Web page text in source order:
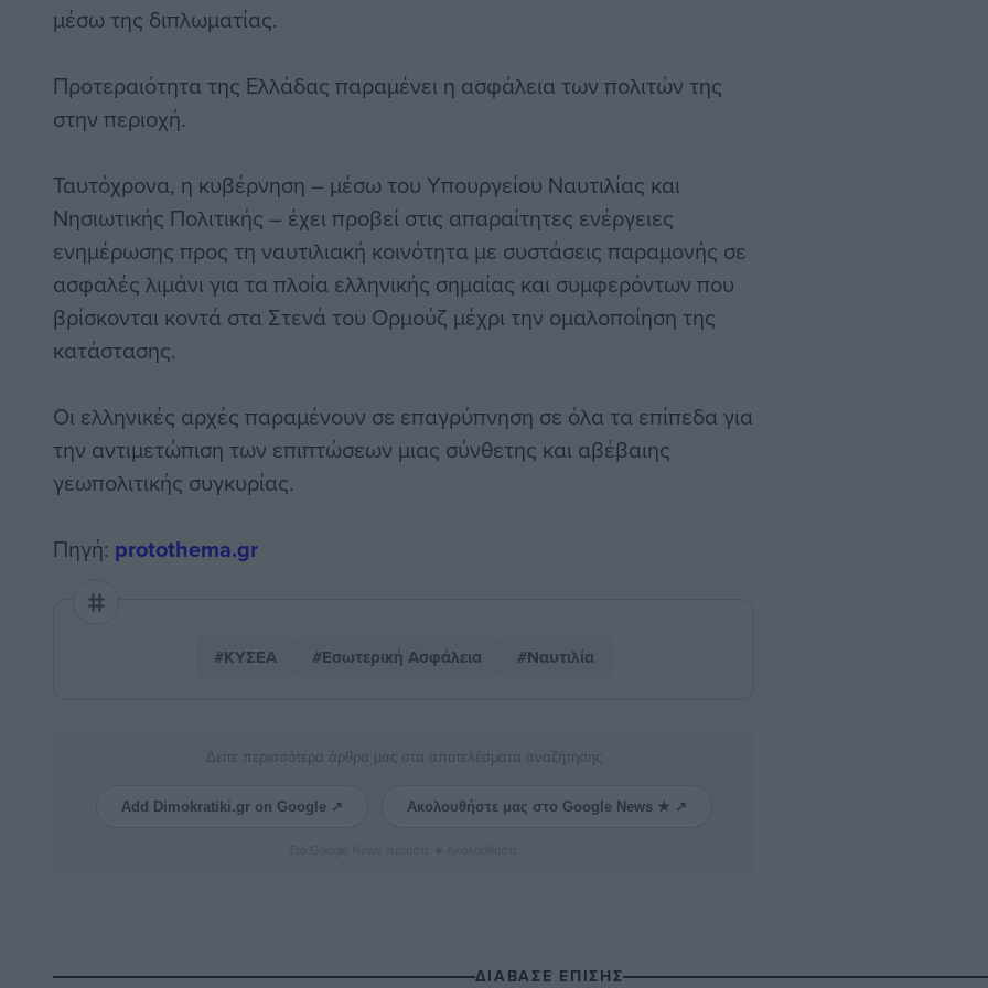
μέσω της διπλωματίας.
Προτεραιότητα της Ελλάδας παραμένει η ασφάλεια των πολιτών της
στην περιοχή.
Ταυτόχρονα, η κυβέρνηση – μέσω του Υπουργείου Ναυτιλίας και
Νησιωτικής Πολιτικής – έχει προβεί στις απαραίτητες ενέργειες
ενημέρωσης προς τη ναυτιλιακή κοινότητα με συστάσεις παραμονής σε
ασφαλές λιμάνι για τα πλοία ελληνικής σημαίας και συμφερόντων που
βρίσκονται κοντά στα Στενά του Ορμούζ μέχρι την ομαλοποίηση της
κατάστασης.
Οι ελληνικές αρχές παραμένουν σε επαγρύπνηση σε όλα τα επίπεδα για
την αντιμετώπιση των επιπτώσεων μιας σύνθετης και αβέβαιης
γεωπολιτικής συγκυρίας.
Πηγή: protothema.gr
#ΚΥΣΕΑ #Εσωτερική Ασφάλεια #Ναυτιλία
Δείτε περισσότερα άρθρα μας στα αποτελέσματα αναζήτησης
Add Dimokratiki.gr on Google ↗ Ακολουθήστε μας στο Google News ★ ↗
ΔΙΑΒΑΣΕ ΕΠΙΣΗΣ